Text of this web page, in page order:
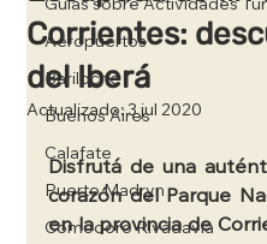
Guías sobre Actividades
Aeropuertos
Bariloche
Buenos Aires
Calafate
Puerto Madryn
Comodoro Rivadavia
Corrientes:
del Iberá
Actualizado:3 jul 2020
Disfrutá de una
corazón del Parque
en la provincia de